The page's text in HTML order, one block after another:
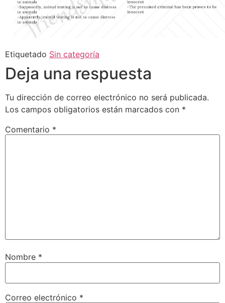
Etiquetado Sin categoría
Deja una respuesta
Tu dirección de correo electrónico no será publicada.
Los campos obligatorios están marcados con *
Comentario *
Nombre *
Correo electrónico *